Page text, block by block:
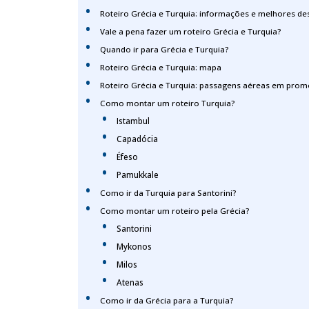
Roteiro Grécia e Turquia: informações e melhores
Vale a pena fazer um roteiro Grécia e Turquia?
Quando ir para Grécia e Turquia?
Roteiro Grécia e Turquia: mapa
Roteiro Grécia e Turquia: passagens aéreas em
Como montar um roteiro Turquia?
Istambul
Capadócia
Éfeso
Pamukkale
Como ir da Turquia para Santorini?
Como montar um roteiro pela Grécia?
Santorini
Mykonos
Milos
Atenas
Como ir da Grécia para a Turquia?